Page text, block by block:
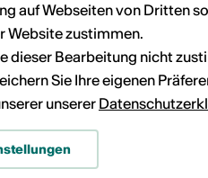
Saas-Fee
Saas-Fee
Saas-Fee
27 958 18 58
auf Webseiten von Dritten
Website zustimmen.
dieser Bearbeitung nicht
Sie Ihre eigenen
unserer